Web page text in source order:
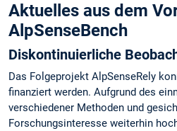
Aktuelles aus dem
AlpSenseBench
Diskontinuierliche
Das Folgeprojekt AlpSenseRely
finanziert werden. Aufgrund des
verschiedener Methoden und
Forschungsinteresse weiterhin